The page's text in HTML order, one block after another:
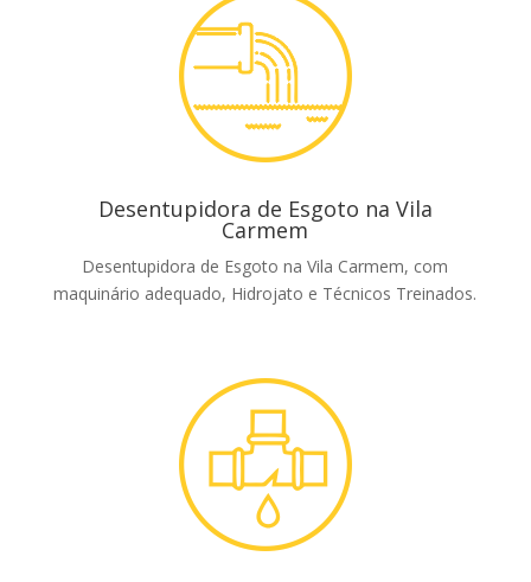
Desentupidora de Esgoto na Vila
Carmem
Desentupidora de Esgoto na Vila Carmem, com
maquinário adequado, Hidrojato e Técnicos Treinados.